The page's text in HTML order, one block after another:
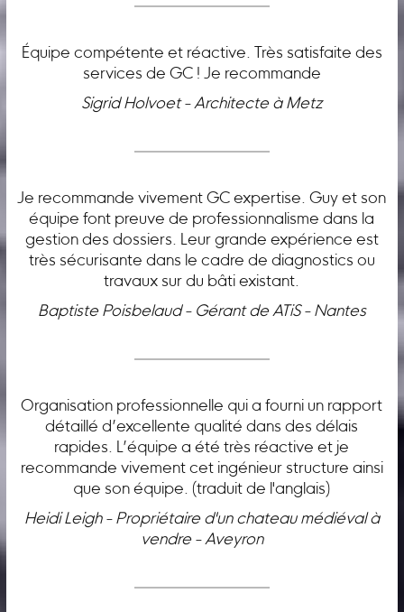
Équipe compétente et réactive. Très satisfaite des
services de GC ! Je recommande
Sigrid Holvoet - Architecte à Metz
Je recommande vivement GC expertise. Guy et son
équipe font preuve de professionnalisme dans la
gestion des dossiers. Leur grande expérience est
très sécurisante dans le cadre de diagnostics ou
travaux sur du bâti existant.
Baptiste Poisbelaud - Gérant de ATiS - Nantes
Organisation professionnelle qui a fourni un rapport
détaillé d’excellente qualité dans des délais
rapides. L’équipe a été très réactive et je
recommande vivement cet ingénieur structure ainsi
que son équipe. (traduit de l'anglais)
Heidi Leigh - Propriétaire d'un chateau médiéval à
vendre - Aveyron